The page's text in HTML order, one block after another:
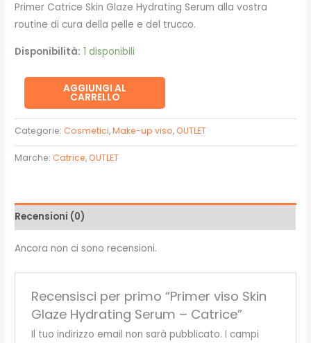
Primer Catrice Skin Glaze Hydrating Serum alla vostra
routine di cura della pelle e del trucco.
Disponibilità: 1 disponibili
Skin
Glaze
Hydrating
Catrice
quantità
AGGIUNGI AL
CARRELLO
Categorie:Cosmetici,Make-up viso,OUTLET
Marche:Catrice,OUTLET
Recensioni (0)
Ancora non ci sono recensioni.
Recensisci per primo “Primer viso Skin
Glaze Hydrating Serum – Catrice”
Il tuo indirizzo email non sarà pubblicato. I campi